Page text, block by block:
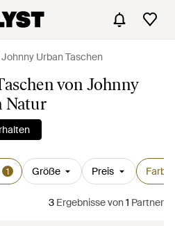
Johnny Urban Taschen
von Johnny
Natur
1 Größe Preis Farbe
3 Ergebnissevon1 Partner